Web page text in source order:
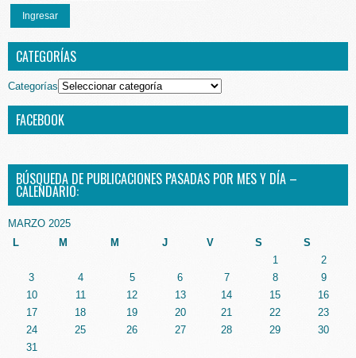
Ingresar
CATEGORÍAS
Categorías
FACEBOOK
BÚSQUEDA DE PUBLICACIONES PASADAS POR MES Y DÍA –
CALENDARIO:
MARZO 2025
L
M M J V S S
1
2
3
4 5 6 7 8
9
10
11 12 13 14 15
16
17
18 19 20 21 22
23
24
25 26 27 28 29
30
31